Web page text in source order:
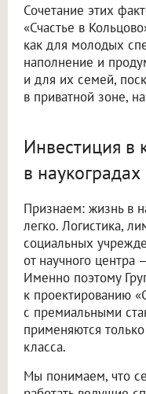
Сочетание этих
«Счастье в
как для молодых
наполнение и
и для их семей,
в приватной зоне,
Инвестиция в
в наукоградах
Признаем: жизнь в
легко. Логистика,
социальных
от научного центра
Именно поэтому
к проектированию
с премиальными
применяются
класса.
Мы понимаем, что